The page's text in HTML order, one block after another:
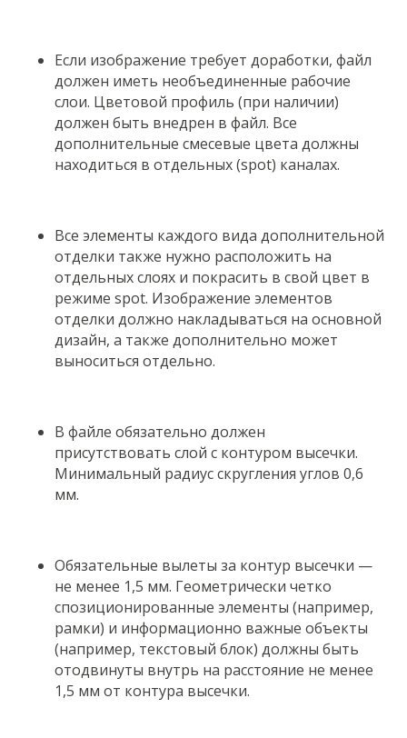
Если изображение требует доработки, файл
должен иметь необъединенные рабочие
слои. Цветовой профиль (при наличии)
должен быть внедрен в файл. Все
дополнительные смесевые цвета должны
находиться в отдельных (spot) каналах.
Все элементы каждого вида дополнительной
отделки также нужно расположить на
отдельных слоях и покрасить в свой цвет в
режиме spot. Изображение элементов
отделки должно накладываться на основной
дизайн, а также дополнительно может
выноситься отдельно.
В файле обязательно должен
присутствовать слой с контуром высечки.
Минимальный радиус скругления углов 0,6
мм.
Обязательные вылеты за контур высечки —
не менее 1,5 мм. Геометрически четко
спозиционированные элементы (например,
рамки) и информационно важные объекты
(например, текстовый блок) должны быть
отодвинуты внутрь на расстояние не менее
1,5 мм от контура высечки.